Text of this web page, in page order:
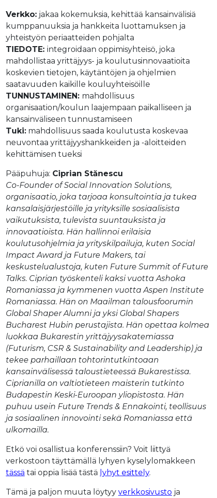
Verkko: jakaa kokemuksia, kehittää kansainvälisiä
kumppanuuksia ja hankkeita luottamuksen ja
yhteistyön periaatteiden pohjalta
TIEDOTE: integroidaan oppimisyhteisö, joka
mahdollistaa yrittäjyys- ja koulutusinnovaatioita
koskevien tietojen, käytäntöjen ja ohjelmien
saatavuuden kaikille kouluyhteisöille
TUNNUSTAMINEN: mahdollisuus
organisaation/koulun laajempaan paikalliseen ja
kansainväliseen tunnustamiseen
Tuki: mahdollisuus saada koulutusta koskevaa
neuvontaa yrittäjyyshankkeiden ja -aloitteiden
kehittämisen tueksi
Pääpuhuja: Ciprian Stănescu
Co-Founder of Social Innovation Solutions,
organisaatio, joka tarjoaa konsultointia ja tukea
kansalaisjärjestöille ja yrityksille sosiaalisista
vaikutuksista, tulevista suuntauksista ja
innovaatioista. Hän hallinnoi erilaisia
koulutusohjelmia ja yrityskilpailuja, kuten Social
Impact Award ja Future Makers, tai
keskustelualustoja, kuten Future Summit of Future
Talks. Ciprian työskenteli kaksi vuotta Ashoka
Romaniassa ja kymmenen vuotta Aspen Institute
Romaniassa. Hän on Maailman talousfoorumin
Global Shaper Alumni ja yksi Global Shapers
Bucharest Hubin perustajista. Hän opettaa kolmea
luokkaa Bukarestin yrittäjyysakatemiassa
(Futurism, CSR & Sustainability and Leadership) ja
tekee parhaillaan tohtorintutkintoaan
kansainvälisessä taloustieteessä Bukarestissa.
Ciprianilla on valtiotieteen maisterin tutkinto
Budapestin Keski-Euroopan yliopistosta. Hän
puhuu usein Future Trends & Ennakointi, teollisuus
ja sosiaalinen innovointi sekä Romaniassa että
ulkomailla.
Etkö voi osallistua konferenssiin? Voit liittyä
verkostoon täyttämällä lyhyen kyselylomakkeen
tässä tai oppia lisää tästä lyhyt esittely.
Tämä ja paljon muuta löytyy verkkosivusto ja